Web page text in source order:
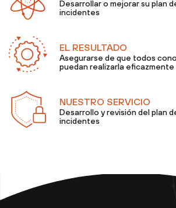
Desarrollar o mejorar su plan
incidentes
EL RESULTADO
Asegurarse de que todos
puedan realizarla eficazmente
NUESTRO SERVICIO
Desarrollo y revisión del plan
incidentes